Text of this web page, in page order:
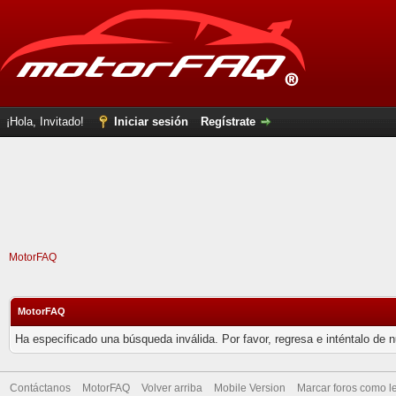
¡Hola, Invitado! Iniciar sesión Regístrate
MotorFAQ
MotorFAQ
Ha especificado una búsqueda inválida. Por favor, regresa e inténtalo de
Contáctanos MotorFAQ Volver arriba Mobile Version Marcar foros como